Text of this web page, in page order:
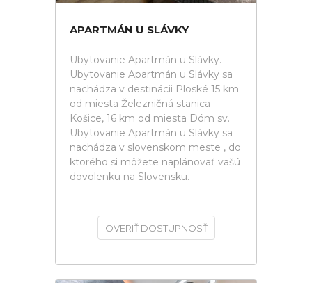
APARTMÁN U SLÁVKY
Ubytovanie Apartmán u Slávky.
Ubytovanie Apartmán u Slávky sa
nachádza v destinácii Ploské 15 km
od miesta Železničná stanica
Košice, 16 km od miesta Dóm sv.
Ubytovanie Apartmán u Slávky sa
nachádza v slovenskom meste , do
ktorého si môžete naplánovať vašú
dovolenku na Slovensku.
OVERIŤ DOSTUPNOSŤ